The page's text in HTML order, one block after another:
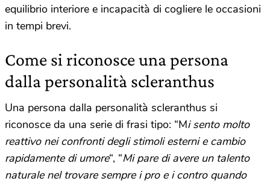
equilibrio interiore e incapacità di cogliere le occasioni
in tempi brevi.
Come si riconosce una persona
dalla personalità scleranthus
Una persona dalla personalità scleranthus si
riconosce da una serie di frasi tipo: “Mi sento molto
reattivo nei confronti degli stimoli esterni e cambio
rapidamente di umore“, “Mi pare di avere un talento
naturale nel trovare sempre i pro e icontro quando